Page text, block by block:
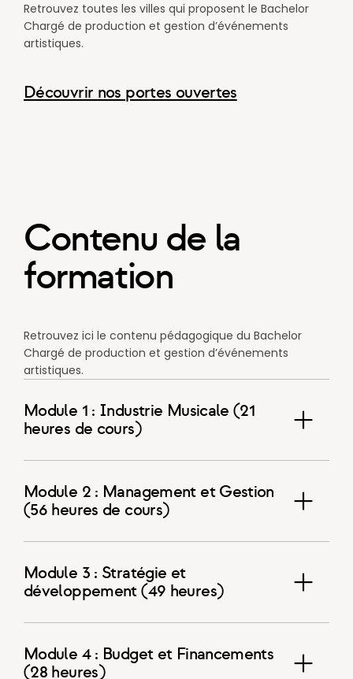
Retrouvez toutes les villes qui proposent le Bachelor
Chargé de production et gestion d’événements
artistiques.
Découvrir nos portes ouvertes
Contenu de la
formation
Retrouvez ici le contenu pédagogique du Bachelor
Chargé de production et gestion d’événements
artistiques.
Module 1 : Industrie Musicale (21
heures de cours)
Module 2 : Management et Gestion
(56 heures de cours)
Module 3 : Stratégie et
développement (49 heures)
Module 4 : Budget et Financements
(28 heures)